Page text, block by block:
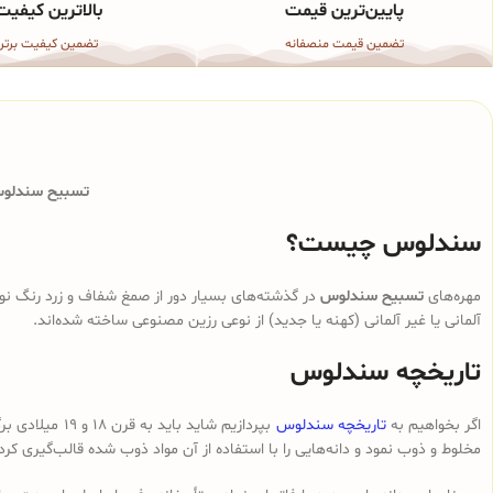
پایین‌ترین قیمت
تضمین قیمت منصفانه
بالاترین
تضمین کیفیت برتر
تسبیح
سندلوس چیست؟
مهره‌های تسبیح سندلوس در گذشته‌های بسیار دور از صمغ شفاف و زرد رنگ
آلمانی یا غیر آلمانی (کهنه یا جدید) از نوعی رزین مصنوعی ساخته شده‌اند.
تاریخچه سندلوس
اگر بخواهیم بهتاریخچه سندلوس
بپردازیم
مخلوط و ذوب نمود و دانه‌هایی را با استفاده از آن مواد ذوب شده قالب‌گیری